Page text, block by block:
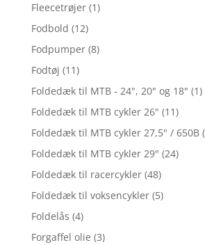
Fleecetrøjer (1)
Fodbold (12)
Fodpumper (8)
Fodtøj (11)
Foldedæk til MTB - 24", 20" og 18" (1)
Foldedæk til MTB cykler 26" (11)
Foldedæk til MTB cykler 27,5" / 650B
Foldedæk til MTB cykler 29" (24)
Foldedæk til racercykler (48)
Foldedæk til voksencykler (5)
Foldelås (4)
Forgaffel olie (3)